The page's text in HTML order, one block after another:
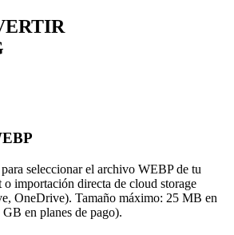
seleccionar el archivo WEBP de tu
importación directa de cloud storage
OneDrive). Tamaño máximo: 25 MB en
en planes de pago).